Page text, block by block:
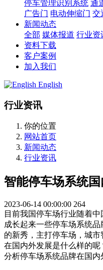
停车管理识别系统 通
广告门 电动伸缩门 交
新闻动态
全部 媒体报道 行业资
资料下载
客户案例
加入我们
English
行业资讯
你的位置
网站首页
新闻动态
行业资讯
智能停车场系统
2023-06-14 00:00:00 264
目前我国停车场行业随着
成长起来一些停车场系统
的新秀，主打停车场，城
在国内外发展是什么样的
分析停车场系统品牌在国内